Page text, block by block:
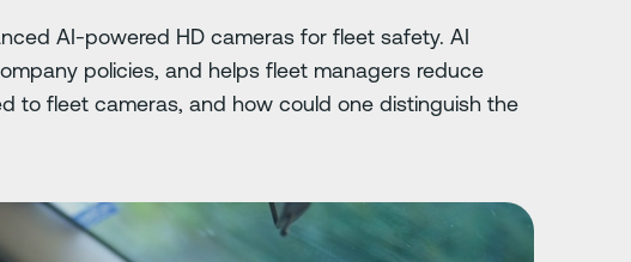
AI-powered HD cameras for fleet safety. AI
policies, and helps fleet managers reduce
to fleet cameras, and how could one distinguish the